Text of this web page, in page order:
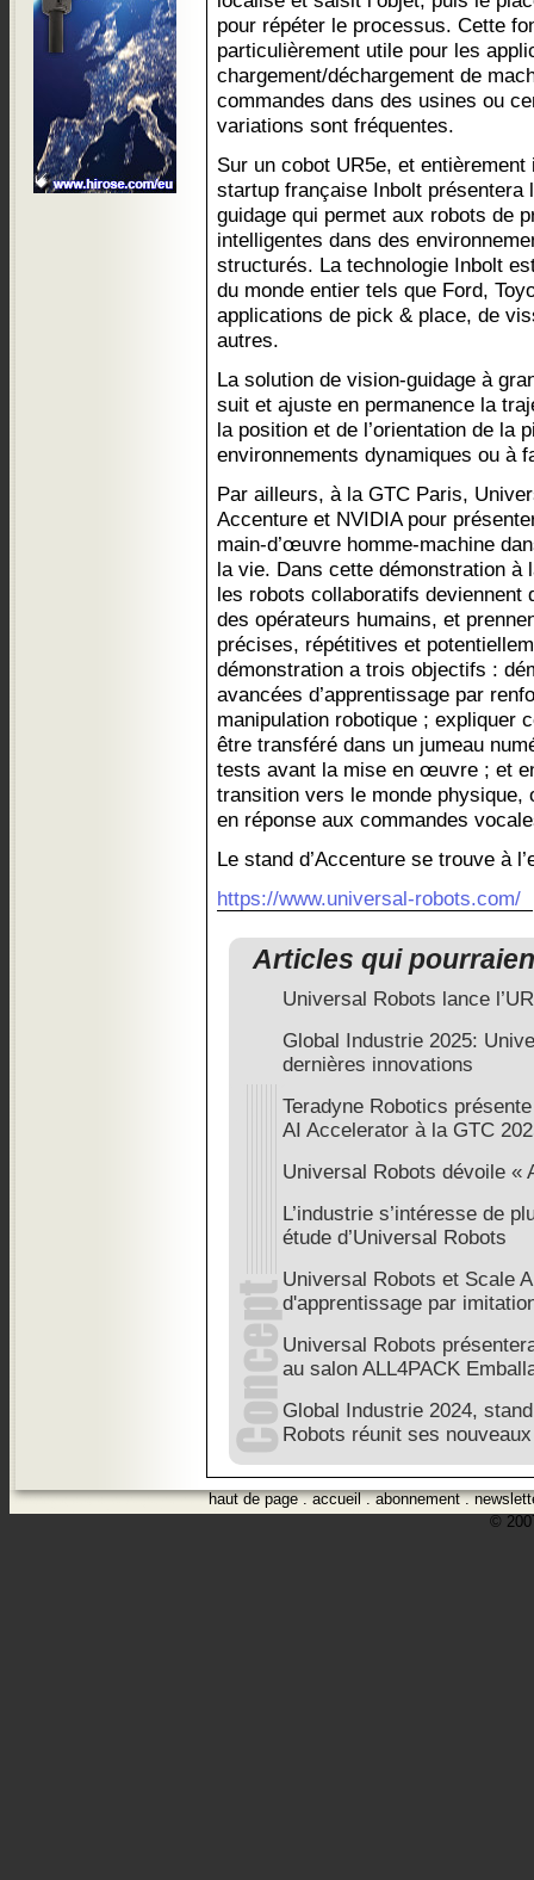
pour répéter le processus. Cette
particulièrement utile pour les
chargement/déchargement de
commandes dans des usines ou
variations sont fréquentes.
Sur un cobot UR5e, et
startup française Inbolt présentera
guidage qui permet aux robots de
intelligentes dans des
structurés. La technologie Inbolt
du monde entier tels que Ford,
applications de pick & place, de
autres.
La solution de vision-guidage à
suit et ajuste en permanence la
la position et de l’orientation de la
environnements dynamiques ou à
Par ailleurs, à la GTC Paris,
Accenture et NVIDIA pour
main-d’œuvre homme-machine
la vie. Dans cette démonstration à
les robots collaboratifs deviennent
des opérateurs humains, et
précises, répétitives et
démonstration a trois objectifs :
avancées d’apprentissage par
manipulation robotique ; expliquer
être transféré dans un jumeau
tests avant la mise en œuvre ; et
transition vers le monde physique,
en réponse aux commandes
Le stand d’Accenture se trouve à
https://www.universal-robots.com/
Articles qui
Universal Robots lance
Global Industrie 2025:
dernières innovations
Teradyne Robotics
AI Accelerator à la GTC
Universal Robots dévoile «
L’industrie s’intéresse de
étude d’Universal Robots
Universal Robots et Scale
d'apprentissage par
Universal Robots
au salon ALL4PACK
Global Industrie 2024,
Robots réunit ses
haut de page.accueil.abonnement.
©